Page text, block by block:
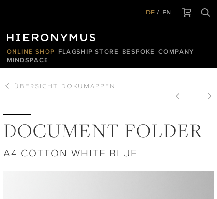
DE EN
ONLINE SHOP FLAGSHIP STORE BESPOKE
COMPANY
MINDSPACE
ÜBERSICHT DOKUMAPPEN
DOCUMENT FOLDER
A4 COTTON WHITE BLUE